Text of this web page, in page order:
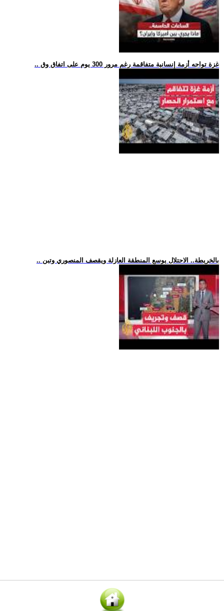
.. غزة تواجه أزمة إنسانية متفاقمة رغم مرور 300 يوم على اتفاق وق
.. بالخريطة.. الاحتلال يوسع المنطقة العازلة ويقصف المنصوري وتبن